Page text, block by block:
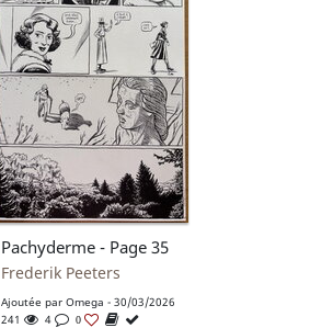
Pachyderme - Page 35
Frederik Peeters
Ajoutée par Omega - 30/03/2026
241
4 0